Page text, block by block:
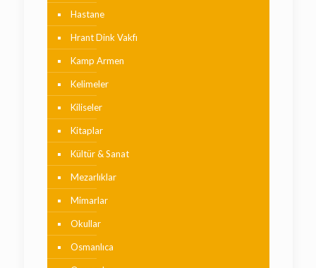
Hastane
Hrant Dink Vakfı
Kamp Armen
Kelimeler
Kiliseler
Kitaplar
Kültür & Sanat
Mezarlıklar
Mimarlar
Okullar
Osmanlıca